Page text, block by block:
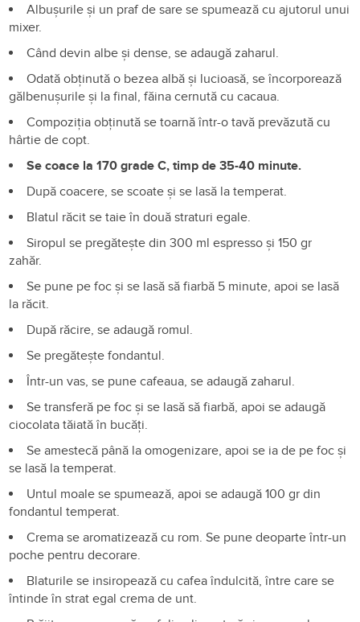
Albușurile și un praf de sare se spumează cu ajutorul unui
mixer.
Când devin albe și dense, se adaugă zaharul.
Odată obținută o bezea albă și lucioasă, se încorporează
gălbenușurile și la final, făina cernută cu cacaua.
Compoziția obținută se toarnă într-o tavă prevăzută cu
hârtie de copt.
Se coace la 170 grade C, timp de 35-40 minute.
După coacere, se scoate și se lasă la temperat.
Blatul răcit se taie în două straturi egale.
Siropul se pregătește din 300 ml espresso și 150 gr
zahăr.
Se pune pe foc și se lasă să fiarbă 5 minute, apoi se lasă
la răcit.
După răcire, se adaugă romul.
Se pregătește fondantul.
Într-un vas, se pune cafeaua, se adaugă zaharul.
Se transferă pe foc și se lasă să fiarbă, apoi se adaugă
ciocolata tăiată în bucăți.
Se amestecă până la omogenizare, apoi se ia de pe foc și
se lasă la temperat.
Untul moale se spumează, apoi se adaugă 100 gr din
fondantul temperat.
Crema se aromatizează cu rom. Se pune deoparte într-un
poche pentru decorare.
Blaturile se insiropează cu cafea îndulcită, între care se
întinde în strat egal crema de unt.